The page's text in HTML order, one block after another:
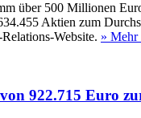
über 500 Millionen
Aktien zum
» Mehr
922.715 Euro